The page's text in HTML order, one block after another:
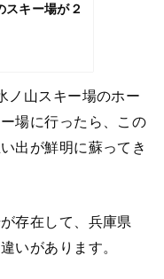
スキー場が２
ノ山スキー場のホー
場に行ったら、この
出が鮮明に蘇ってき
存在して、兵庫県
いがあります。